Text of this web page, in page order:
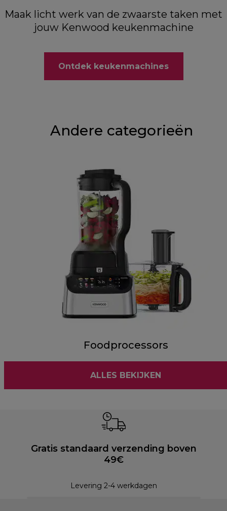
Maak licht werk van de zwaarste taken met
jouw Kenwood keukenmachine
Ontdek keukenmachines
Andere categorieën
Foodprocessors
ALLES BEKIJKEN
Gratis standaard verzending boven
49€
Levering 2-4 werkdagen